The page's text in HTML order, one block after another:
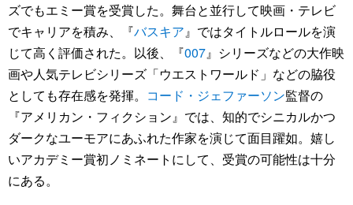
ズでもエミー賞を受賞した。舞台と並行して映画・テレビ
でキャリアを積み、『バスキア』ではタイトルロールを演
じて高く評価された。以後、『007』シリーズなどの大作映
画や人気テレビシリーズ「ウエストワールド」などの脇役
としても存在感を発揮。 コード・ジェファーソン監督の
『アメリカン・フィクション』では、知的でシニカルかつ
ダークなユーモアにあふれた作家を演じて面目躍如。嬉し
いアカデミー賞初ノミネートにして、受賞の可能性は十分
にある。